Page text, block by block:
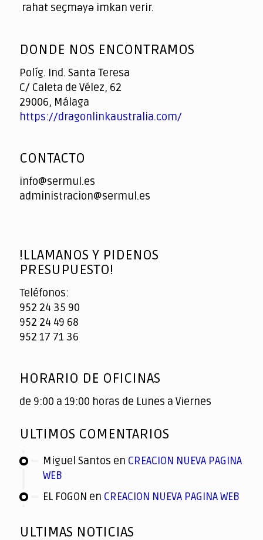
rahat seçməyə imkan verir.
of
DONDE NOS ENCONTRAMOS
Políg. Ind. Santa Teresa
C/ Caleta de Vélez, 62
29006, Málaga
https://dragonlinkaustralia.com/
CONTACTO
info@sermul.es
administracion@sermul.es
!LLAMANOS Y PIDENOS
PRESUPUESTO!
Teléfonos:
952 24 35 90
952 24 49 68
952 17 71 36
HORARIO DE OFICINAS
de 9:00 a 19:00 horas de Lunes a Viernes
ULTIMOS COMENTARIOS
Miguel Santos en CREACION NUEVA PAGINA
WEB
EL FOGON en CREACION NUEVA PAGINA WEB
ULTIMAS NOTICIAS